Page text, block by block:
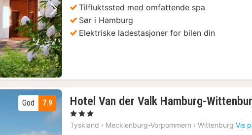
Neste bilde
Tilfluktssted med omfattende spa
Sør i Hamburg
Elektriske ladestasjoner for bilen din
7.9
God Hotel Van der Valk Hamburg-
, 3 Stjerner
Tyskland › Mecklenburg-Vorpommern › Wittenburg Vis